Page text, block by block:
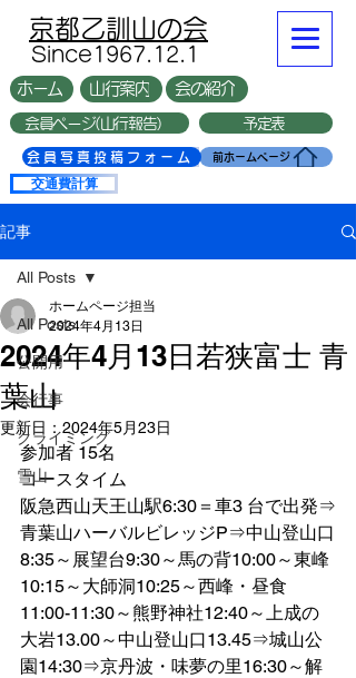
複数台
​京都乙訓山の会
​Since1967.12.1
前ホームページ
会員写真投稿フォーム
山行案内
ホーム 会の紹介
会員ページ(山行報告） 予定表
交通費計算
記事
All Posts
公開用
会行事
クライミング
雪山
All Posts
2024年4月13日若狭富士 青
葉山
ホームページ担当
2024年4月13日
更新日： 2024年5月23日
参加者 15名
コースタイム
阪急西山天王山駅6:30＝車3 台で出発⇒
青葉山ハーバルビレッジP⇒中山登山口
8:35～展望台9:30～馬の背10:00～東峰
10:15～大師洞10:25～西峰・昼食
11:00-11:30～熊野神社12:40～上成の
大岩13.00～中山登山口13.45⇒城山公
園14:30⇒京丹波・味夢の里16:30～解